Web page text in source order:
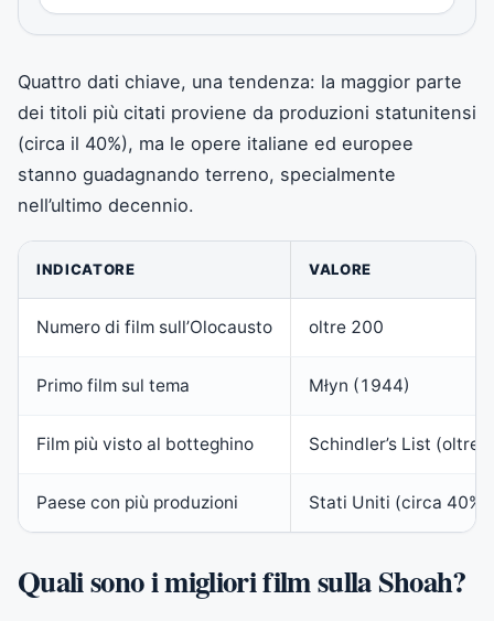
Quattro dati chiave, una tendenza: la maggior parte
dei titoli più citati proviene da produzioni statunitensi
(circa il 40%), ma le opere italiane ed europee
stanno guadagnando terreno, specialmente
nell’ultimo decennio.
INDICATORE VALORE
Numero di film sull’Olocausto oltre 200
Primo film sul tema Młyn (1944)
Film più visto al botteghino Schindler’s List (oltre
Paese con più produzioni Stati Uniti (circa 40%)
Quali sono i migliori film sulla Shoah?